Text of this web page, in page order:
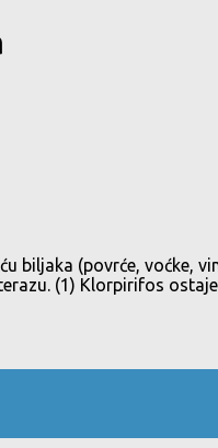
biljaka (povrće, voćke,
(1) Klorpirifos